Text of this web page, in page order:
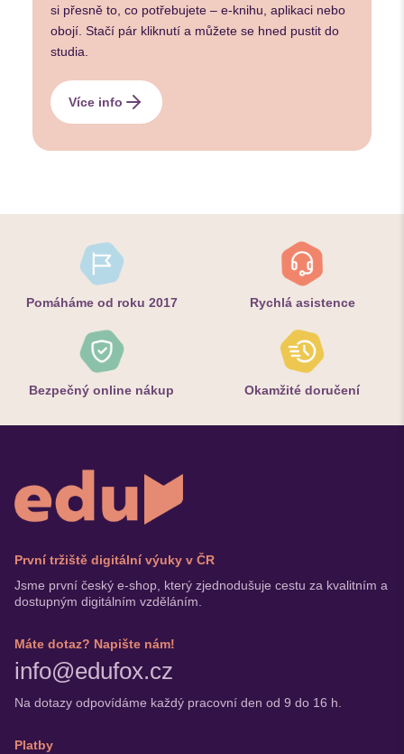
si přesně to, co potřebujete – e-knihu, aplikaci nebo
obojí. Stačí pár kliknutí a můžete se hned pustit do
studia.
Více info
Pomáháme od roku 2017 Rychlá asistence
Bezpečný online nákup Okamžité doručení
První tržiště digitální výuky v ČR
Jsme první český e-shop, který zjednodušuje cestu za kvalitním a
dostupným digitálním vzděláním.
Máte dotaz? Napište nám!
info@edufox.cz
Na dotazy odpovídáme každý pracovní den od 9 do 16 h.
Platby